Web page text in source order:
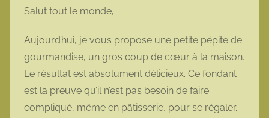
o
t
t
e
Salut tout le monde,
Aujourd’hui, je vous propose une petite pépite de
gourmandise, un gros coup de cœur à la maison.
Le résultat est absolument délicieux. Ce fondant
est la preuve qu’il n’est pas besoin de faire
compliqué, même en pâtisserie, pour se régaler.